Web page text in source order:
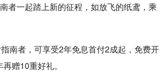
者一起踏上新的征程，如放飞的纸鸢，乘
南者，可享受2年免息首付2成起，免费开
赠10重好礼。